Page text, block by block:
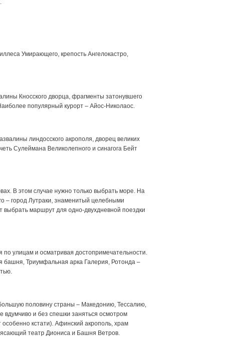
Умирающего, крепость Ангелокастро,
Кносского дворца, фрагменты затонувшего
популярный курорт – Айос-Николаос.
линдосского акрополя, дворец великих
Сулеймана Великолепного и синагога Бейт
В этом случае нужно только выбрать море. На
– город Лутраки, знаменитый целебными
выбрать маршрут для одно-двухдневной поездки
улицам и осматривая достопримечательности.
башня, Триумфальная арка Галерия, Ротонда –
половину страны – Македонию, Тессалию,
вдумчиво и без спешки заняться осмотром
кстати). Афинский акрополь, храм
театр Диониса и Башня Ветров.